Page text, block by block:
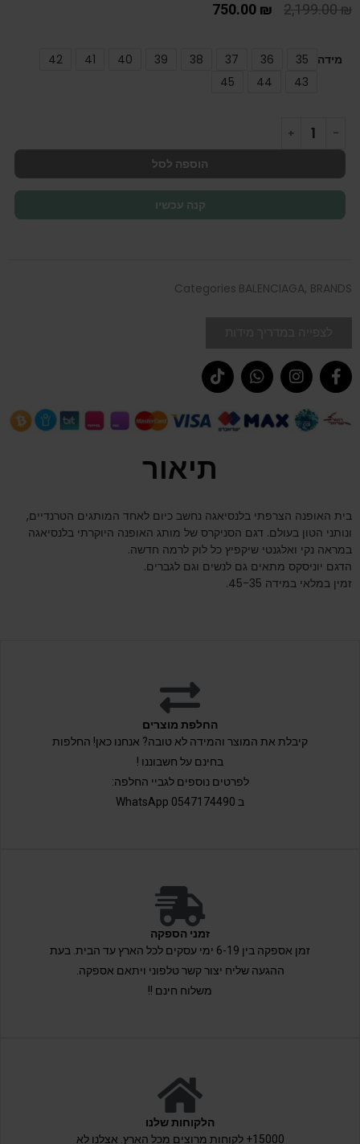
2,199.00₪
750.00 ₪
מידה 35
36
37
38
39
40
41
42
43
44
45
הוספה לסל
קנה עכשיו
Categories BALENCIAGA, BRANDS
תיאור
בית האופנה הצרפתי בלנסיאגה נחשב כיום לאחד המותגים הטרנדיים,
ונותני הטון בעולם. דגם הסניקרס של מותג האופנה היוקרתי בלנסיאגה
במראה נקי ואלגנטי שיקפיץ כל לוק לרמה חדשה.
הדגם יוניסקס מתאים גם לנשים וגם לגברים.
זמין במלאי במידה 45-35.
החלפת מוצרים
קיבלת את המוצר והמידה לא טובה? אנחנו כאן! החלפות
בחינם על חשבוננו !
לפרטים נוספים לגביי החלפה:
ב 0547174490 WhatsApp
זמני הספקה
זמן אספקה בין 6-19 ימי עסקים לכל הארץ עד הבית. בעת
ההגעה שליח יצור קשר טלפוני ויתאם אספקה.
משלוח חינם !!
הלקוחות שלנו
15000+ לקוחות מרוצים מכל הארץ. אצלנו לא